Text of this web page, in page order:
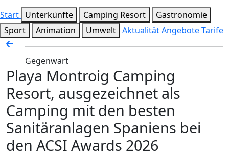
Start Unterkünfte Camping Resort
Gastronomie
Sport
Animation Umwelt AktualitätAngeboteTarife
Gegenwart
Playa Montroig Camping
Resort, ausgezeichnet als
Camping mit den besten
Sanitäranlagen Spaniens bei
den ACSI Awards 2026